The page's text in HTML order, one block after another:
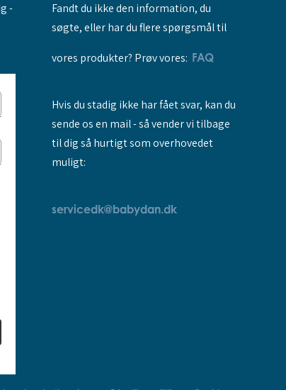
-
Fandt du ikke den information, du
søgte, eller har du flere spørgsmål til
vores produkter? Prøv vores: FAQ
Hvis du stadig ikke har fået svar, kan du
sende os en mail - så vender vi tilbage
til dig så hurtigt som overhovedet
muligt:
servicedk@babydan.dk